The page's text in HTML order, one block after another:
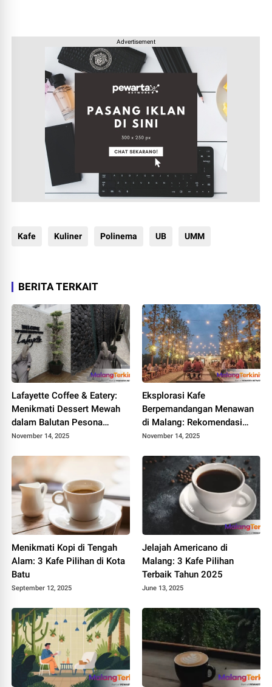
Advertisement
Kafe Kuliner Polinema UB UMM
BERITA TERKAIT
Lafayette Coffee & Eatery:
Menikmati Dessert Mewah
dalam Balutan Pesona
Arsitektur Kolonial di
November 14, 2025
Eksplorasi Kafe
Berpemandangan Menawan
di Malang: Rekomendasi
Tempat Nongkrong dan
Terbaik
November 14, 2025
Menikmati Kopi di Tengah
Alam: 3 Kafe Pilihan di Kota
Batu
September 12, 2025
Jelajah Americano di
Malang: 3 Kafe Pilihan
Terbaik Tahun 2025
June 13, 2025